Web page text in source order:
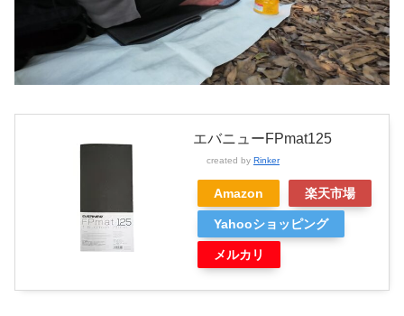
エバニューFPmat125
created by Rinker
Amazon 楽天市場
Yahooショッピング
メルカリ